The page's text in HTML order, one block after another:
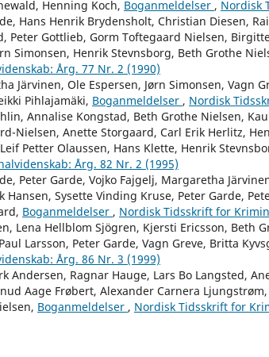
Henning Koch, Boganmeldelser , Nordisk
Hans Henrik Brydensholt, Christian Diesen,
Peter Gottlieb, Gorm Toftegaard Nielsen,
Simonsen, Henrik Stevnsborg, Beth Grothe
Årg. 77 Nr. 2 (1990)
Järvinen, Ole Espersen, Jørn Simonsen, Vagn
Pihlajamäki, Boganmeldelser , Nordisk
Annalise Kongstad, Beth Grothe Nielsen,
Nielsen, Anette Storgaard, Carl Erik Herlitz,
Petter Olaussen, Hans Klette, Henrik
Årg. 82 Nr. 2 (1995)
Peter Garde, Vojko Fajgelj, Margaretha
Hansen, Sysette Vinding Kruse, Peter Garde,
Boganmeldelser , Nordisk Tidsskrift for
Lena Hellblom Sjögren, Kjersti Ericsson, Beth
Larsson, Peter Garde, Vagn Greve, Britta
Årg. 86 Nr. 3 (1999)
Andersen, Ragnar Hauge, Lars Bo Langsted,
Aage Frøbert, Alexander Carnera
Boganmeldelser , Nordisk Tidsskrift for